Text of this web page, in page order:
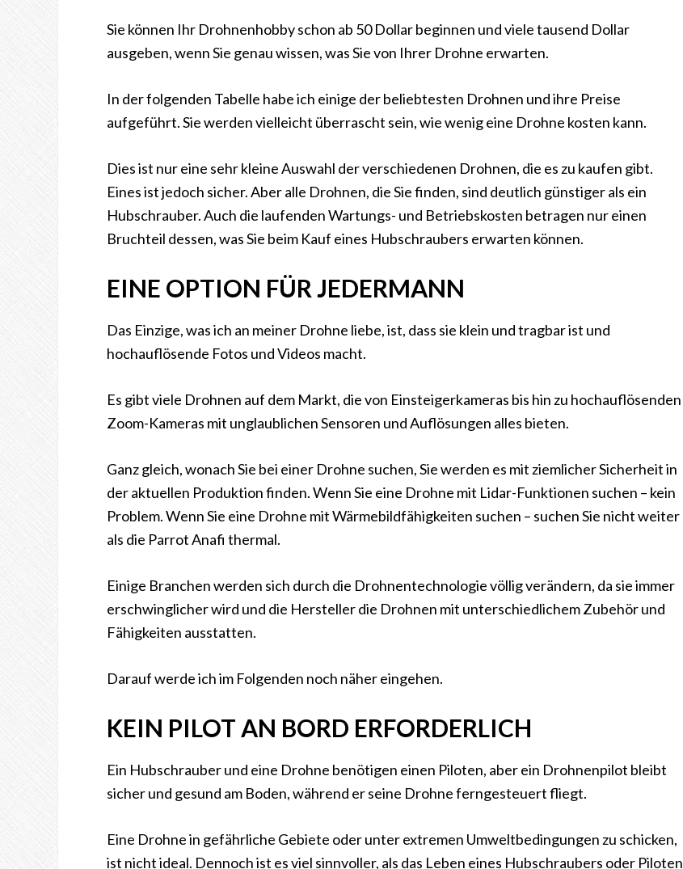
Sie können Ihr Drohnenhobby schon ab 50 Dollar beginnen und viele tausend Dollar
ausgeben, wenn Sie genau wissen, was Sie von Ihrer Drohne erwarten.
In der folgenden Tabelle habe ich einige der beliebtesten Drohnen und ihre Preise
aufgeführt. Sie werden vielleicht überrascht sein, wie wenig eine Drohne kosten kann.
Dies ist nur eine sehr kleine Auswahl der verschiedenen Drohnen, die es zu kaufen gibt.
Eines ist jedoch sicher. Aber alle Drohnen, die Sie finden, sind deutlich günstiger als ein
Hubschrauber. Auch die laufenden Wartungs- und Betriebskosten betragen nur einen
Bruchteil dessen, was Sie beim Kauf eines Hubschraubers erwarten können.
EINE OPTION FÜR JEDERMANN
Das Einzige, was ich an meiner Drohne liebe, ist, dass sie klein und tragbar ist und
hochauflösende Fotos und Videos macht.
Es gibt viele Drohnen auf dem Markt, die von Einsteigerkameras bis hin zu hochauflösenden
Zoom-Kameras mit unglaublichen Sensoren und Auflösungen alles bieten.
Ganz gleich, wonach Sie bei einer Drohne suchen, Sie werden es mit ziemlicher Sicherheit in
der aktuellen Produktion finden. Wenn Sie eine Drohne mit Lidar-Funktionen suchen – kein
Problem. Wenn Sie eine Drohne mit Wärmebildfähigkeiten suchen – suchen Sie nicht weiter
als die Parrot Anafi thermal.
Einige Branchen werden sich durch die Drohnentechnologie völlig verändern, da sie immer
erschwinglicher wird und die Hersteller die Drohnen mit unterschiedlichem Zubehör und
Fähigkeiten ausstatten.
Darauf werde ich im Folgenden noch näher eingehen.
KEIN PILOT AN BORD ERFORDERLICH
Ein Hubschrauber und eine Drohne benötigen einen Piloten, aber ein Drohnenpilot bleibt
sicher und gesund am Boden, während er seine Drohne ferngesteuert fliegt.
Eine Drohne in gefährliche Gebiete oder unter extremen Umweltbedingungen zu schicken,
ist nicht ideal. Dennoch ist es viel sinnvoller, als das Leben eines Hubschraubers oder Piloten